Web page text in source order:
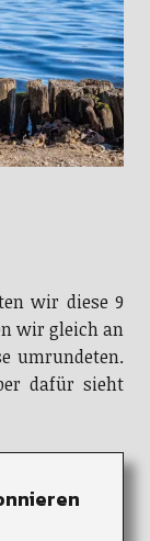
wir diese 9
wir gleich an
umrundeten.
dafür sieht